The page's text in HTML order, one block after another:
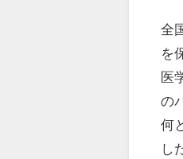
全
を
医
の
何
し